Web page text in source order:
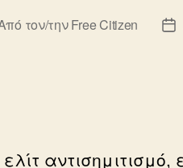
τον/τηνFree Citizen